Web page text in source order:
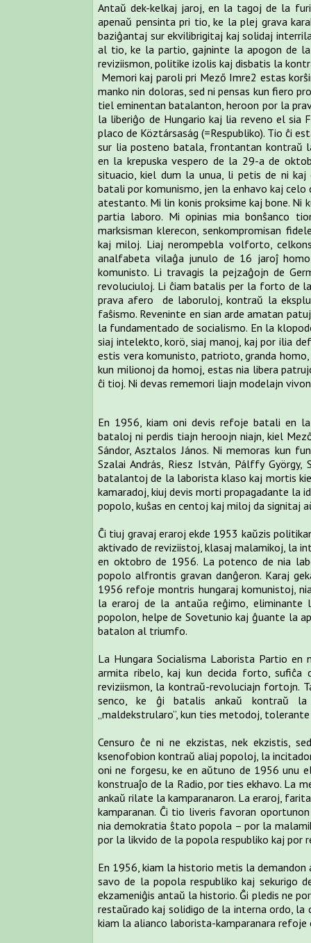
Antaŭ dek-kelkaj jaroj, en la tagoj de la
apenaŭ pensinta pri tio, ke la plej grava
baziĝantaj sur ekvilibrigitaj kaj solidaj
al tio, ke la partio, gajninte la apogon de
reviziismon, politike izolis kaj disbatis la
Memori kaj paroli pri Mező Imre2 estas
manko nin doloras, sed ni pensas kun fiero
tiel eminentan batalanton, heroon por la
la liberiĝo de Hungario kaj lia reveno el sia
placo de Köztársaság (=Respubliko). Tio ĉi
sur lia posteno batala, frontantan kontraŭ
en la krepuska vespero de la 29-a de
situacio, kiel dum la unua, li petis de ni kaj
batali por komunismo, jen la enhavo kaj
atestanto. Mi lin konis proksime kaj bone.
partia laboro. Mi opinias mia bonŝanco
marksisman klerecon, senkompromisan
kaj miloj. Liaj nerompebla volforto,
analfabeta vilaĝa junulo de 16 jaroĵ
komunisto. Li travagis la pejzaĝojn de
revoluciuloj. Li ĉiam batalis per la forto de
prava afero de laboruloj, kontraŭ la
faŝismo. Reveninte en sian arde amatan
la fundamentado de socialismo. En la
siaj intelekto, korö, siaj manoj, kaj por ilia
estis vera komunisto, patrioto, granda
kun milionoj da homoj, estas nia libera
ĉi tioj. Ni devas rememori liajn modelajn
En 1956, kiam oni devis refoje batali en
bataloj ni perdis tiajn heroojn niajn, kiel
Sándor, Asztalos János. Ni memoras kun
Szalai András, Riesz István, Pálffy
batalantoj de la laborista klaso kaj mortis
kamaradoj, kiuj devis morti propagadante la
popolo, kuŝas en centoj kaj miloj da signitaj
Ĉi tiuj gravaj eraroj ekde 1953 kaŭzis
aktivado de reviziistoj, klasaj malamikoj, la
en oktobro de 1956. La potenco de nia
popolo alfrontis gravan danĝeron. Karaj
1956 refoje montris hungaraj komunistoj,
la eraroj de la antaŭa reĝimo, eliminante
popolon, helpe de Sovetunio kaj ĝuante la
batalon al triumfo.
La Hungara Socialisma Laborista Partio
armita ribelo, kaj kun decida forto, sufiĉa
reviziismon, la kontraŭ-revoluciajn fortojn.
senco, ke ĝi batalis ankaŭ kontraŭ la
„maldekstrularo”, kun ties metodoj,
Censuro ĉe ni ne ekzistas, nek ekzistis,
ksenofobion kontraŭ aliaj popoloj, la
oni ne forgesu, ke en aŭtuno de 1956 unu
konstruaĵo de la Radio, por ties ekhavo. La
ankaŭ rilate la kamparanaron. La eraroj,
kamparanan. Ĉi tio liveris favoran
nia demokratia ŝtato popola – por la
por la likvido de la popola respubliko kaj por
En 1956, kiam la historio metis la
savo de la popola respubliko kaj sekurigo
ekzameniĝis antaŭ la historio. Ĝi pledis ne
restaŭrado kaj solidigo de la interna ordo, la
kiam la alianco laborista-kamparanara